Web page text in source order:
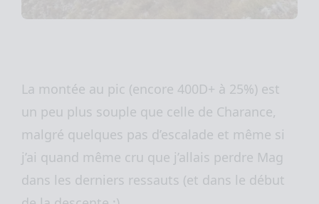
La montée au pic (encore 400D+ à 25%) est
un peu plus souple que celle de Charance,
malgré quelques pas d’escalade et même si
j’ai quand même cru que j’allais perdre Mag
dans les derniers ressauts (et dans le début